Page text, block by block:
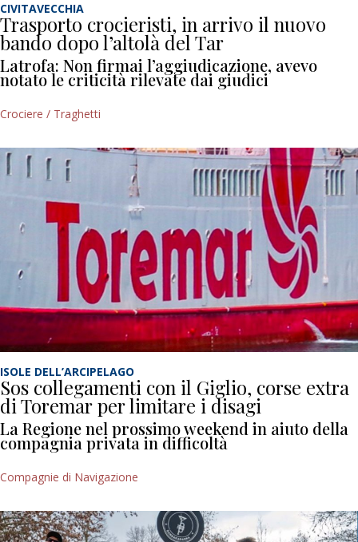
CIVITAVECCHIA
Trasporto crocieristi, in arrivo il nuovo
bando dopo l’altolà del Tar
Latrofa: Non firmai l’aggiudicazione, avevo
notato le criticità rilevate dai giudici
Crociere / Traghetti
ISOLE DELL’ARCIPELAGO
Sos collegamenti con il Giglio, corse extra
di Toremar per limitare i disagi
La Regione nel prossimo weekend in aiuto della
compagnia privata in difficoltà
Compagnie di Navigazione